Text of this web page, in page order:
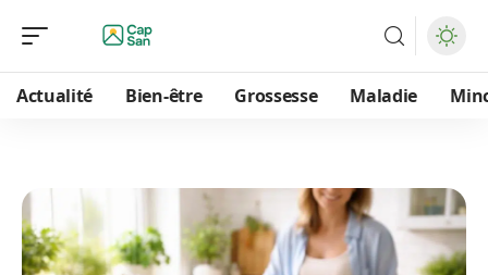
Actualité Bien-être Grossesse Maladie